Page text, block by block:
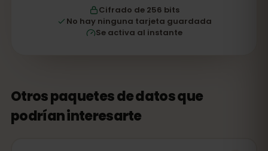
Cifrado de 256 bits
No hay ninguna tarjeta guardada
Se activa al instante
Otros paquetes de datos que
podrían interesarte